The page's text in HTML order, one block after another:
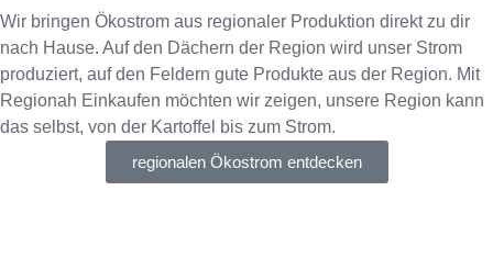
Wir bringen Ökostrom aus regionaler Produktion direkt zu dir
nach Hause. Auf den Dächern der Region wird unser Strom
produziert, auf den Feldern gute Produkte aus der Region. Mit
Regionah Einkaufen möchten wir zeigen, unsere Region kann
das selbst, von der Kartoffel bis zum Strom.
regionalen Ökostrom entdecken